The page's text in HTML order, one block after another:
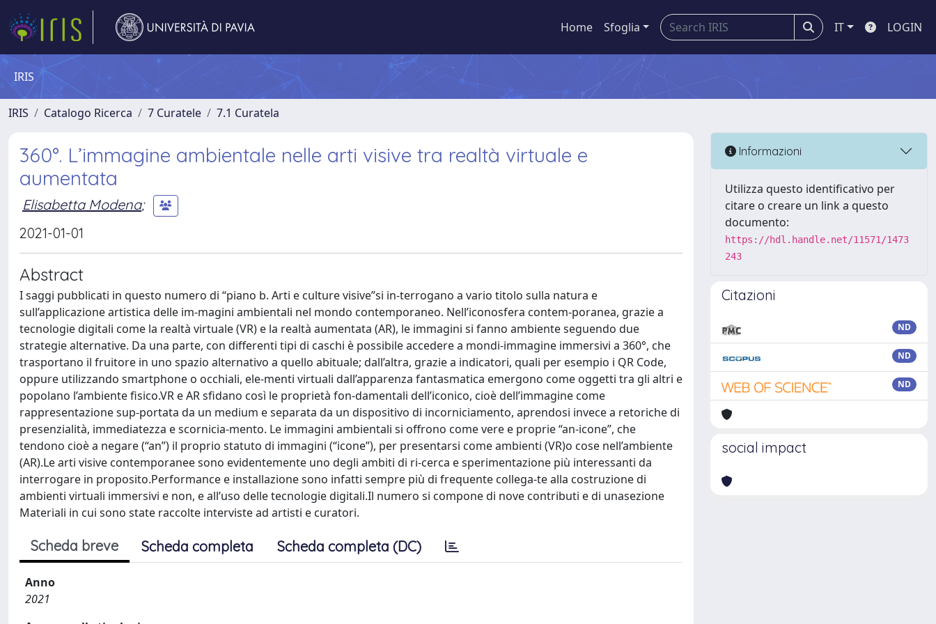
Home Sfoglia IT LOGIN
IRIS
IRIS Catalogo Ricerca 7 Curatele 7.1 Curatela
360°. L’immagine ambientale nelle arti visive tra realtà virtuale e
aumentata
Elisabetta Modena;
2021-01-01
Abstract
I saggi pubblicati in questo numero di “piano b. Arti e culture visive”si in-terrogano a vario titolo sulla natura e
sull’applicazione artistica delle im-magini ambientali nel mondo contemporaneo. Nell’iconosfera contem-poranea, grazie a
tecnologie digitali come la realtà virtuale (VR) e la realtà aumentata (AR), le immagini si fanno ambiente seguendo due
strategie alternative. Da una parte, con differenti tipi di caschi è possibile accedere a mondi-immagine immersivi a 360°, che
trasportano il fruitore in uno spazio alternativo a quello abituale; dall’altra, grazie a indicatori, quali per esempio i QR Code,
oppure utilizzando smartphone o occhiali, ele-menti virtuali dall’apparenza fantasmatica emergono come oggetti tra gli altri e
popolano l’ambiente fisico.VR e AR sfidano così le proprietà fon-damentali dell’iconico, cioè dell’immagine come
rappresentazione sup-portata da un medium e separata da un dispositivo di incorniciamento, aprendosi invece a retoriche di
presenzialità, immediatezza e scornicia-mento. Le immagini ambientali si offrono come vere e proprie “an-icone”, che
tendono cioè a negare (“an”) il proprio statuto di immagini (“icone”), per presentarsi come ambienti (VR)o cose nell’ambiente
(AR).Le arti visive contemporanee sono evidentemente uno degli ambiti di ri-cerca e sperimentazione più interessanti da
interrogare in proposito.Performance e installazione sono infatti sempre più di frequente collega-te alla costruzione di
ambienti virtuali immersivi e non, e all’uso delle tecnologie digitali.Il numero si compone di nove contributi e di unasezione
Materiali in cui sono state raccolte interviste ad artisti e curatori.
Scheda breve Scheda completa Scheda completa (DC)
Anno
2021
Informazioni
Utilizza questo identificativo per
citare o creare un link a questo
documento:
https://hdl.handle.net/11571/1473
243
Citazioni
ND
ND
ND
social impact